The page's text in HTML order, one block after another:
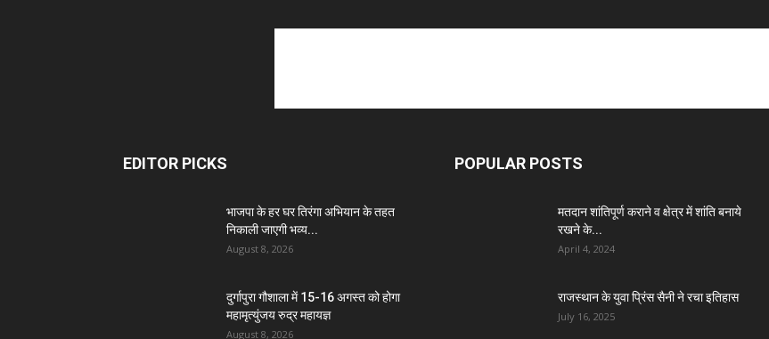
EDITOR PICKS
भाजपा के हर घर तिरंगा अभियान के तहत
निकाली जाएगी भव्य...
August 8, 2026
दुर्गापुरा गौशाला में 15-16 अगस्त को होगा
महामृत्युंजय रुद्र महायज्ञ
August 8, 2026
POPULAR POSTS
मतदान शांतिपूर्ण कराने व क्षेत्र में शांति बनाये
रखने के...
April 4, 2024
राजस्थान के युवा प्रिंस सैनी ने रचा इतिहास
July 16, 2025